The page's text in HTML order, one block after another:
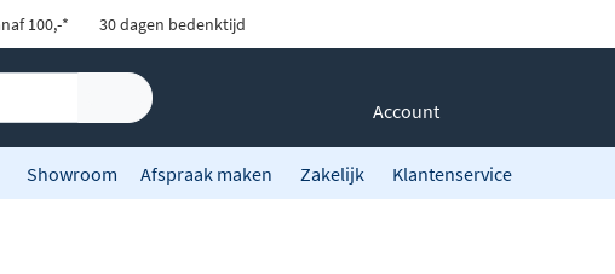
100,-* 30 dagen bedenktijd
Account
Showroom Afspraak maken Zakelijk Klantenservice